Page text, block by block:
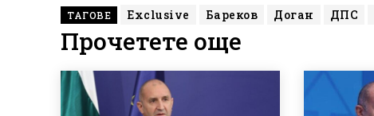
ТАГОВЕ Exclusive Бареков Доган ДПС
Прочетете още